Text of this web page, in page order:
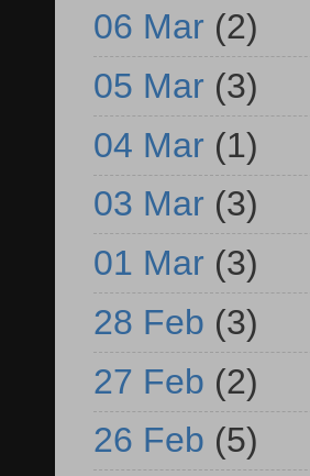
06 Mar (2)
05 Mar (3)
04 Mar (1)
03 Mar (3)
01 Mar (3)
28 Feb (3)
27 Feb (2)
26 Feb (5)